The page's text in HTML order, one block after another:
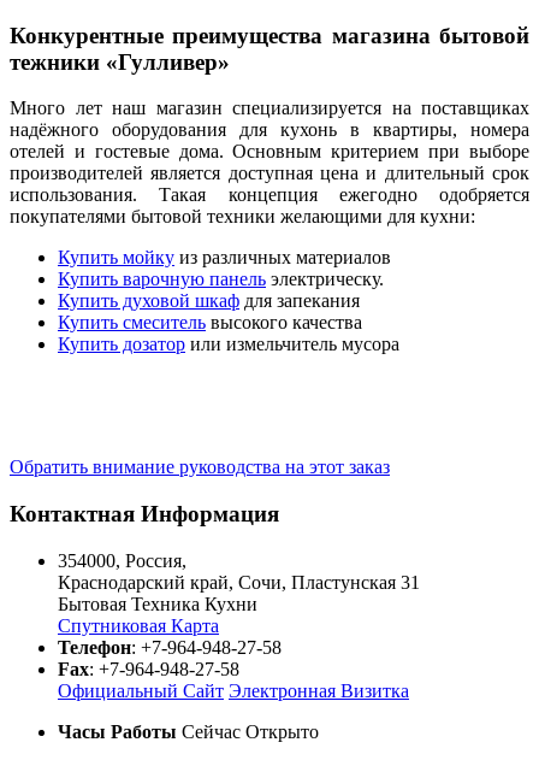
Конкурентные преимущества магазина бытовой
тежники «Гулливер»
Много лет наш магазин специализируется на поставщиках
надёжного оборудования для кухонь в квартиры, номера
отелей и гостевые дома. Основным критерием при выборе
производителей является доступная цена и длительный срок
использования. Такая концепция ежегодно одобряется
покупателями бытовой техники желающими для кухни:
Купить мойку из различных материалов
Купить варочную панель электрическу.
Купить духовой шкаф для запекания
Купить смеситель высокого качества
Купить дозатор или измельчитель мусора
Обратить внимание руководства на этот заказ
Контактная Информация
354000, Россия,
Краснодарский край, Сочи, Пластунская 31
Бытовая Техника Кухни
Спутниковая Карта
Телефон: +7-964-948-27-58
Fax: +7-964-948-27-58
Официальный Сайт Электронная Визитка
Часы Работы Сейчас Открыто